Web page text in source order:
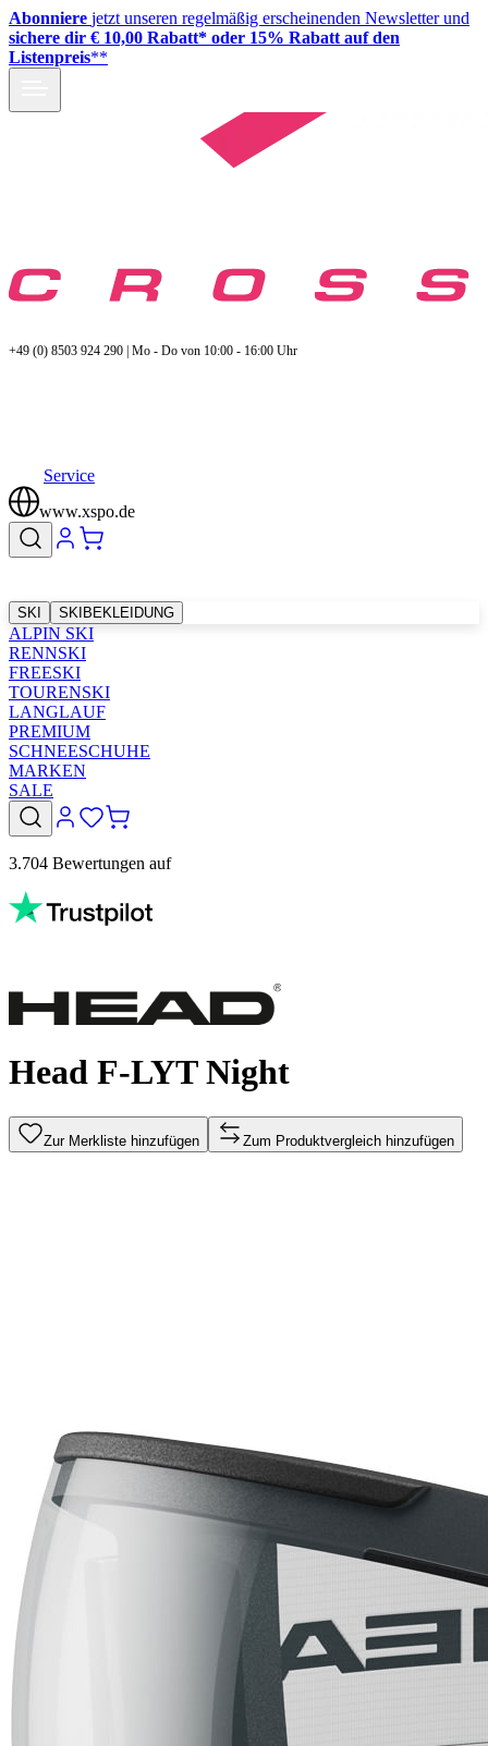
Abonniere jetzt unseren regelmäßig erscheinenden Newsletter und
sichere dir € 10,00 Rabatt* oder 15% Rabatt auf den
Listenpreis**
+49 (0) 8503 924 290 | Mo - Do von 10:00 - 16:00 Uhr
Service
www.xspo.de
SKI SKIBEKLEIDUNG
ALPIN SKI
RENNSKI
FREESKI
TOURENSKI
LANGLAUF
PREMIUM
SCHNEESCHUHE
MARKEN
SALE
3.704 Bewertungen auf
Head F-LYT Night
Zur Merkliste hinzufügen Zum Produktvergleich hinzufügen